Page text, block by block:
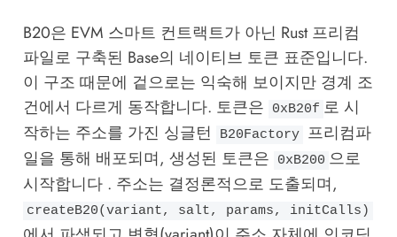
B20은 EVM 스마트 컨트랙트가 아닌 Rust 프리컴
파일로 구축된 Base의 네이티브 토큰 표준입니다.
이 구조 때문에 겉으로는 익숙해 보이지만 경계 조
건에서 다르게 동작합니다. 토큰은
0xB20f 로 시
작하는 주소를 가진 싱글턴
B20Factory 프리컴파
일을 통해 배포되며, 생성된 토큰은
0xB200 으로
시작합니다 . 주소는 결정론적으로 도출되며,
createB20(variant, salt, params, initCalls)